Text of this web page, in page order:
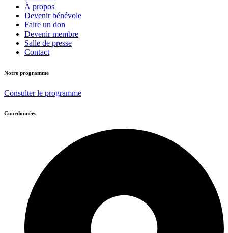
À propos
Devenir bénévole
Faire un don
Devenir membre
Salle de presse
Contact
Notre programme
Consulter le programme
Coordonnées